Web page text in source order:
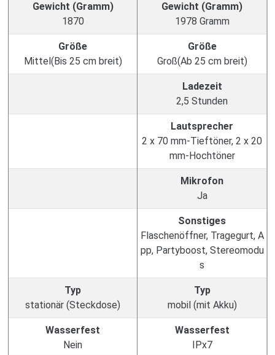
Gewicht (Gramm)
1870
Gewicht (Gramm)
1978 Gramm
Größe
Mittel(Bis 25 cm breit)
Größe
Groß(Ab 25 cm breit)
Ladezeit
2,5 Stunden
Lautsprecher
2 x 70 mm-Tieftöner, 2 x 20
mm-Hochtöner
Mikrofon
Ja
Sonstiges
Flaschenöffner, Tragegurt, A
pp, Partyboost, Stereomodu
s
Typ
stationär (Steckdose)
Typ
mobil (mit Akku)
Wasserfest
Nein
Wasserfest
IPx7